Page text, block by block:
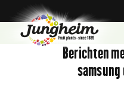
Berichten
samsung